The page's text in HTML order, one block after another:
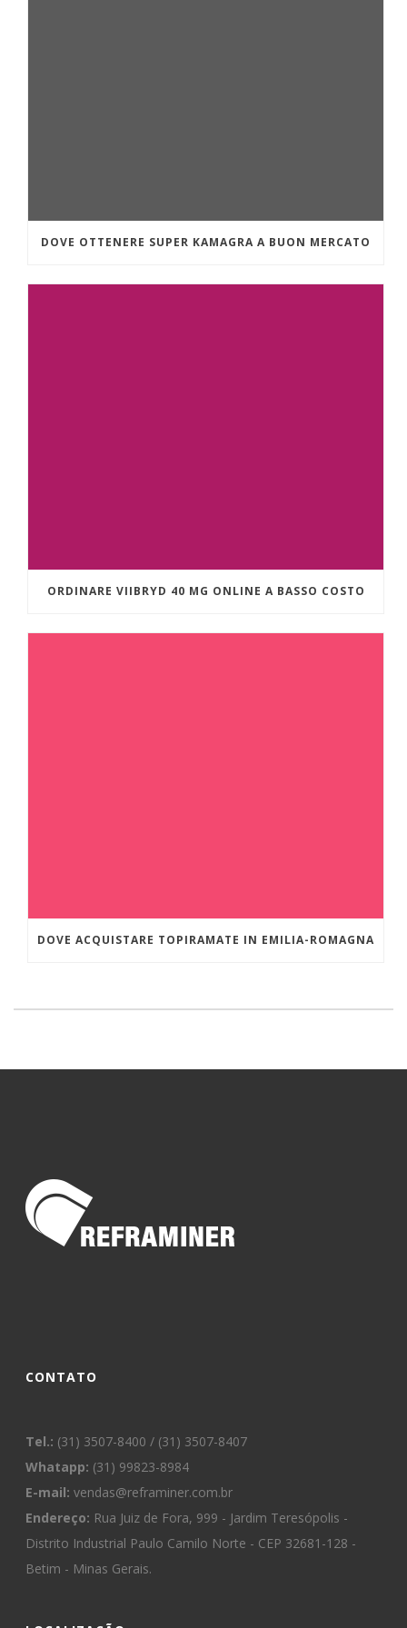
DOVE OTTENERE SUPER KAMAGRA A BUON MERCATO
ORDINARE VIIBRYD 40 MG ONLINE A BASSO COSTO
DOVE ACQUISTARE TOPIRAMATE IN EMILIA-ROMAGNA
CONTATO
Tel.: (31) 3507-8400 / (31) 3507-8407
Whatapp: (31) 99823-8984
E-mail: vendas@reframiner.com.br
Endereço: Rua Juiz de Fora, 999 - Jardim Teresópolis -
Distrito Industrial Paulo Camilo Norte - CEP 32681-128 -
Betim - Minas Gerais.